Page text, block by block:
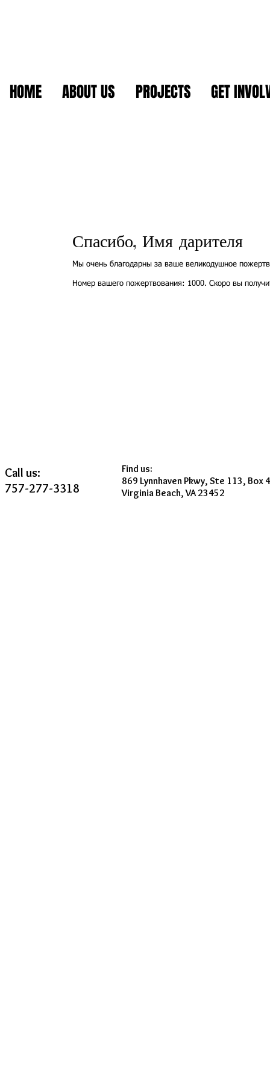
HOME ABOUT US PROJECTS GET
Спасибо, Имя дарителя
Мы очень благодарны за ваше великодушное
Номер вашего пожертвования: 1000. Скоро вы
Call us:
757-277-3318
Find us:
869 Lynnhaven Pkwy, Ste 113, Box
Virginia Beach, VA 23452